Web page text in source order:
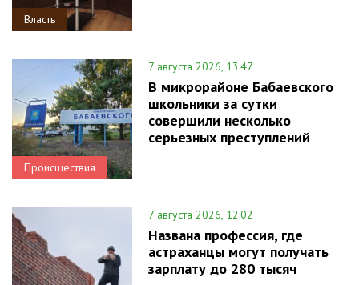
Власть
Происшествия
7 августа 2026, 13:47
В микрорайоне Бабаевского
школьники за сутки
совершили несколько
серьезных преступлений
7 августа 2026, 12:02
Названа профессия, где
астраханцы могут получать
зарплату до 280 тысяч